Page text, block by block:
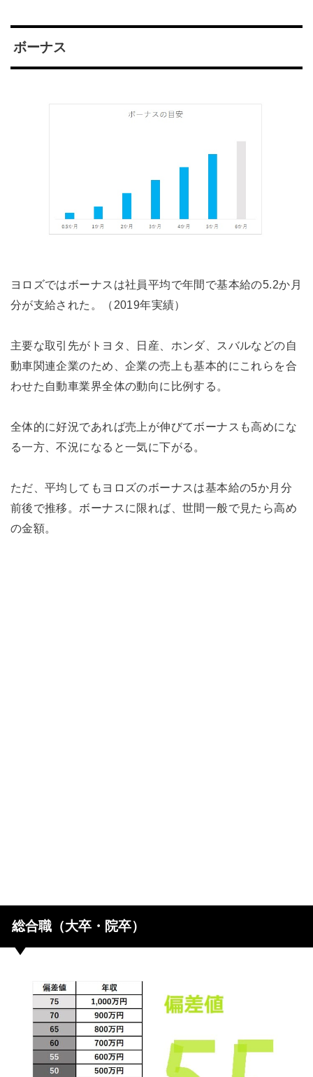
ボーナス
ヨロズではボーナスは社員平均で年間で基本給の5.2か月
分が支給された。（2019年実績）
主要な取引先がトヨタ、日産、ホンダ、スバルなどの自
動車関連企業のため、企業の売上も基本的にこれらを合
わせた自動車業界全体の動向に比例する。
全体的に好況であれば売上が伸びてボーナスも高めにな
る一方、不況になると一気に下がる。
ただ、平均してもヨロズのボーナスは基本給の5か月分
前後で推移。ボーナスに限れば、世間一般で見たら高め
の金額。
総合職（大卒・院卒）